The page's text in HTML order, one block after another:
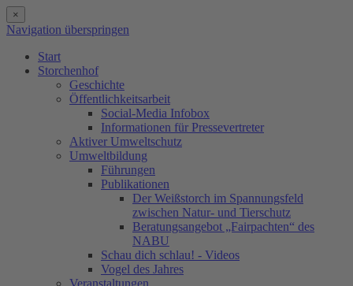
×
Navigation überspringen
Start
Storchenhof
Geschichte
Öffentlichkeitsarbeit
Social-Media Infobox
Informationen für Pressevertreter
Aktiver Umweltschutz
Umweltbildung
Führungen
Publikationen
Der Weißstorch im Spannungsfeld
zwischen Natur- und Tierschutz
Beratungsangebot „Fairpachten“ des
NABU
Schau dich schlau! - Videos
Vogel des Jahres
Veranstaltungen